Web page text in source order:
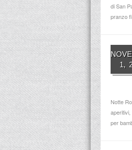
di San
pranzo
1,
Notte
per